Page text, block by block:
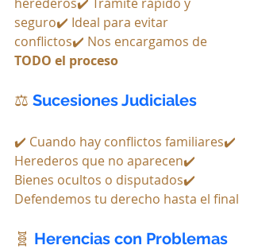
seguro✔️ Ideal para evitar
conflictos✔️ Nos encargamos de
TODO el proceso
⚖️ Sucesiones Judiciales
✔️ Cuando hay conflictos familiares✔️
Herederos que no aparecen✔️
Bienes ocultos o disputados✔️
Defendemos tu derecho hasta el final
🧬 Herencias con Problemas